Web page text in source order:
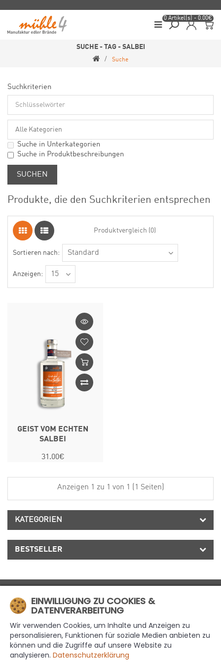
0 Artikel(s) - 0.00€
SUCHE - TAG - SALBEI
Suche
Suchkriterien
Suche in Unterkategorien
Suche in Produktbeschreibungen
Produkte, die den Suchkriterien entsprechen
Produktvergleich (0)
Sortieren nach:
Anzeigen:
GEIST VOM ECHTEN
SALBEI
31.00€
Anzeigen 1 zu 1 von 1 (1 Seiten)
KATEGORIEN
BESTSELLER
INFORMATIONEN
EXTRAS
MEIN KONTO
EINWILLIGUNG ZU COOKIES &
DATENVERARBEITUNG
Wir verwenden Cookies, um Inhalte und Anzeigen zu
personalisieren, Funktionen für soziale Medien anbieten zu
können und die Zugriffe auf unsere Website zu
analysieren. Datenschutzerklärung